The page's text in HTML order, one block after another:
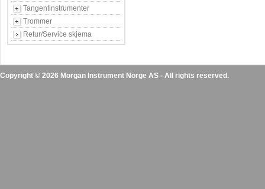
Tangentinstrumenter
Trommer
Retur/Service skjema
Copyright © 2026 Morgan Instrument Norge AS - All rights reserved.